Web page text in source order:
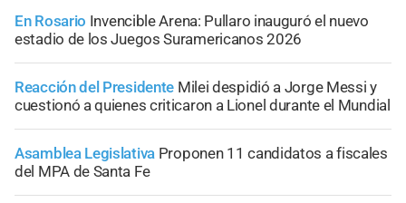
En Rosario Invencible Arena: Pullaro inauguró el nuevo
estadio de los Juegos Suramericanos 2026
Reacción del Presidente Milei despidió a Jorge Messi y
cuestionó a quienes criticaron a Lionel durante el Mundial
Asamblea Legislativa Proponen 11 candidatos a fiscales
del MPA de Santa Fe